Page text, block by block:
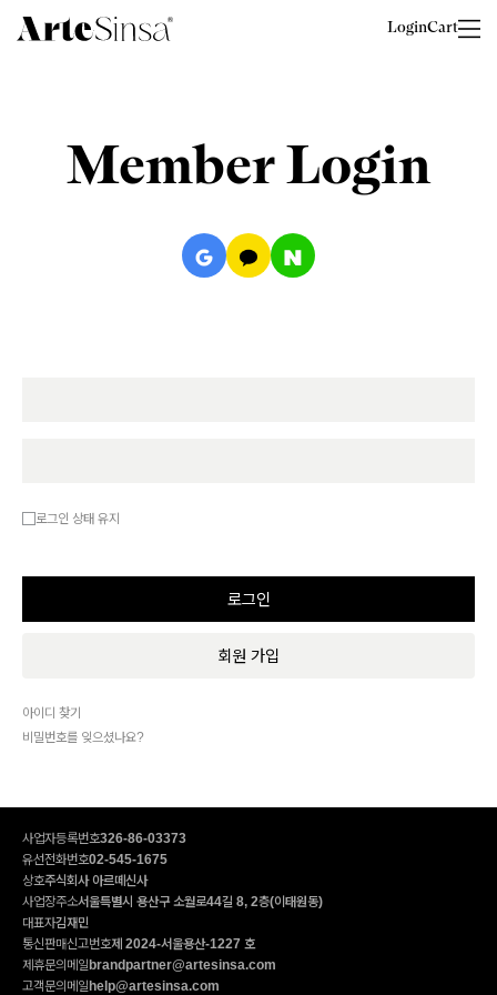
LoginCart
Member Login
로그인 상태 유지
회원 가입
아이디 찾기
비밀번호를 잊으셨나요?
사업자등록번호326-86-03373
유선전화번호02-545-1675
상호주식회사 아르떼신사
사업장주소서울특별시 용산구 소월로44길 8, 2층(이태원동)
대표자김재민
통신판매신고번호제 2024-서울용산-1227 호
제휴문의메일 brandpartner@artesinsa.com
고객문의메일 help@artesinsa.com